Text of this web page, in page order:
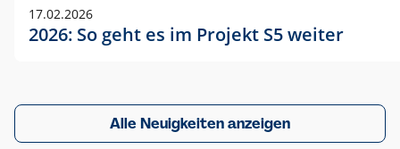
17.02.2026
2026: So geht es im Projekt S5 weiter
Alle Neuigkeiten anzeigen